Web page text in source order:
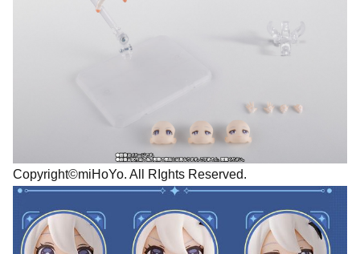
Copyright©miHoYo. All RIghts Reserved.